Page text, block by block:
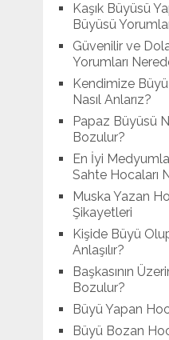
Kaşık Büyüsü
Büyüsü
Güvenilir ve
Yorumları
Kendimize Büyü
Nasıl Anlarız?
Papaz Büyüsü
Bozulur?
En İyi
Sahte Hocaları
Muska Yazan
Şikayetleri
Kişide Büyü
Anlaşılır?
Başkasının
Bozulur?
Büyü Yapan
Büyü Bozan